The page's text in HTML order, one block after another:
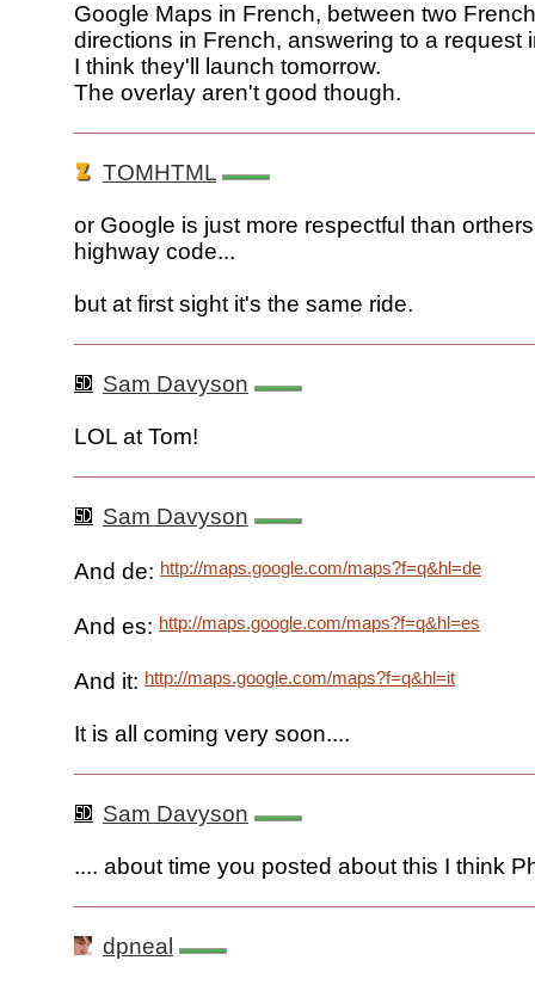
Google Maps in French, between two
directions in French, answering to a request
I think they'll launch tomorrow.
The overlay aren't good though.
TOMHTML
or Google is just more respectful than
highway code...
but at first sight it's the same ride.
Sam Davyson
LOL at Tom!
Sam Davyson
And de: http://maps.google.com/maps?f=q&hl=de
And es: http://maps.google.com/maps?f=q&hl=es
And it: http://maps.google.com/maps?f=q&hl=it
It is all coming very soon....
Sam Davyson
.... about time you posted about this I think
dpneal